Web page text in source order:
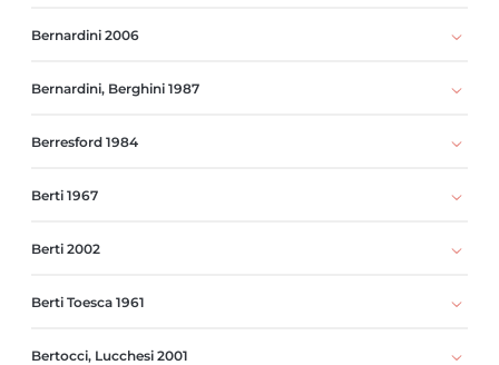
Bernardini 2006
Bernardini, Berghini 1987
Berresford 1984
Berti 1967
Berti 2002
Berti Toesca 1961
Bertocci, Lucchesi 2001